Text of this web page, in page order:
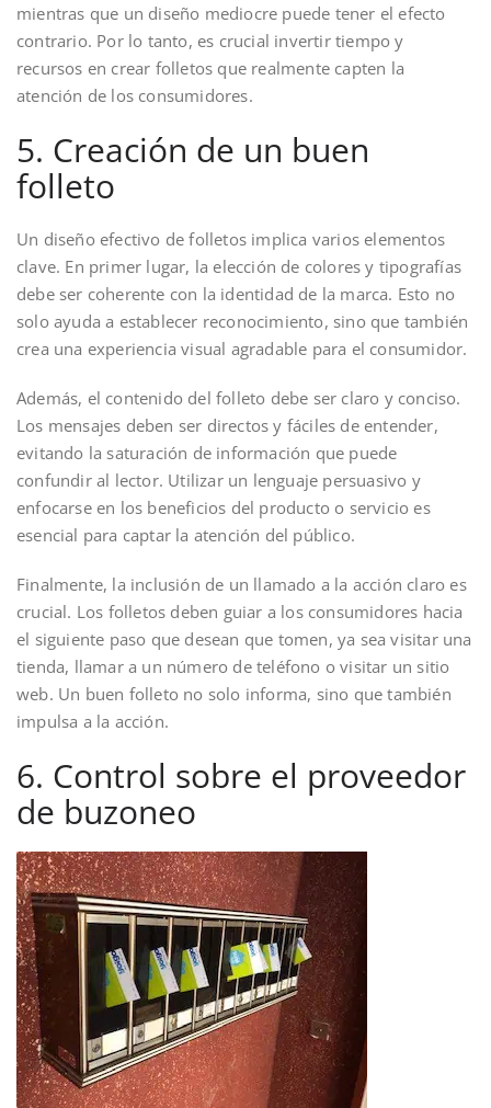
mientras que un diseño mediocre puede tener el efecto
contrario. Por lo tanto, es crucial invertir tiempo y
recursos en crear folletos que realmente capten la
atención de los consumidores.
5. Creación de un buen
folleto
Un diseño efectivo de folletos implica varios elementos
clave. En primer lugar, la elección de colores y tipografías
debe ser coherente con la identidad de la marca. Esto no
solo ayuda a establecer reconocimiento, sino que también
crea una experiencia visual agradable para el consumidor.
Además, el contenido del folleto debe ser claro y conciso.
Los mensajes deben ser directos y fáciles de entender,
evitando la saturación de información que puede
confundir al lector. Utilizar un lenguaje persuasivo y
enfocarse en los beneficios del producto o servicio es
esencial para captar la atención del público.
Finalmente, la inclusión de un llamado a la acción claro es
crucial. Los folletos deben guiar a los consumidores hacia
el siguiente paso que desean que tomen, ya sea visitar una
tienda, llamar a un número de teléfono o visitar un sitio
web. Un buen folleto no solo informa, sino que también
impulsa a la acción.
6. Control sobre el proveedor
de buzoneo